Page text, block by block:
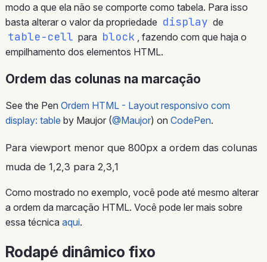
modo a que ela não se comporte como tabela. Para isso
basta alterar o valor da propriedade display de
table-cell para block
, fazendo com que haja o
empilhamento dos elementos HTML.
Ordem das colunas na marcação
See the Pen Ordem HTML - Layout responsivo com
display: table by Maujor (@Maujor) on CodePen.
Para viewport menor que 800px a ordem das colunas
muda de 1,2,3 para 2,3,1
Como mostrado no exemplo, você pode até mesmo alterar
a ordem da marcação HTML. Você pode ler mais sobre
essa técnica aqui.
Rodapé dinâmico fixo